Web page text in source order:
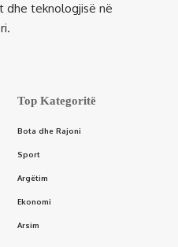
dhe teknologjisë në
Top Kategoritë
Bota dhe Rajoni
Sport
Argëtim
Ekonomi
Arsim